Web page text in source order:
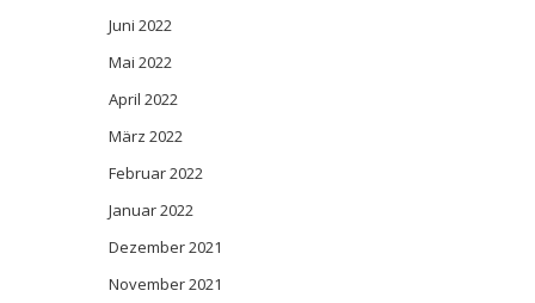
Juni 2022
Mai 2022
April 2022
März 2022
Februar 2022
Januar 2022
Dezember 2021
November 2021